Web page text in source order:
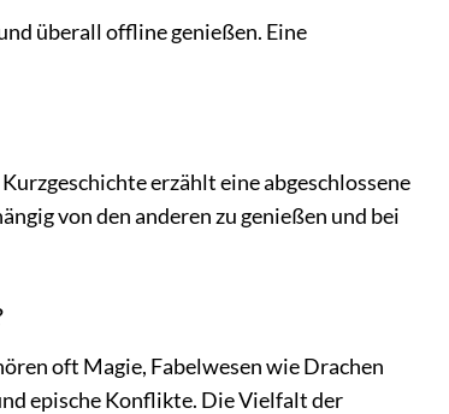
überall offline genießen. Eine
erzählt eine abgeschlossene
von den anderen zu genießen und bei
oft Magie, Fabelwesen wie Drachen
epische Konflikte. Die Vielfalt der